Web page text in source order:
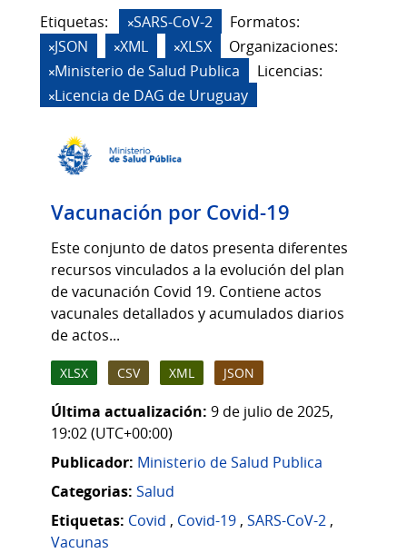
Etiquetas: SARS-CoV-2
Formatos:
JSON
XML XLSX
Organizaciones:
Ministerio de Salud Publica
Licencias:
Licencia de DAG de Uruguay
Vacunación por Covid-19
Este conjunto de datos presenta diferentes
recursos vinculados a la evolución del plan
de vacunación Covid 19. Contiene actos
vacunales detallados y acumulados diarios
de actos...
XLSX CSV XML JSON
Última actualización: 9 de julio de 2025,
19:02 (UTC+00:00)
Publicador: Ministerio de Salud Publica
Categorias: Salud
Etiquetas: Covid , Covid-19 , SARS-CoV-2 ,
Vacunas